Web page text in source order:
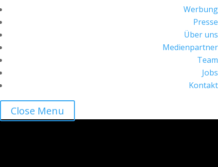
Werbung
Presse
Über uns
Medienpartner
Team
Jobs
Kontakt
Close Menu